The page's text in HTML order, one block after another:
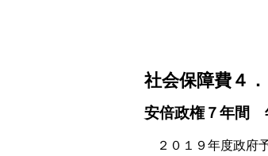
社会保障費４
安倍政権７年間
２０１９年度政府